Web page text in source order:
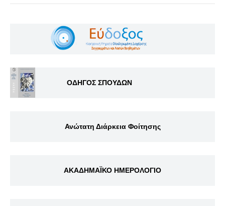
ΟΔΗΓΟΣ ΣΠΟΥΔΩΝ
Ανώτατη Διάρκεια Φοίτησης
ΑΚΑΔΗΜΑΪΚΟ ΗΜΕΡΟΛΟΓΙΟ